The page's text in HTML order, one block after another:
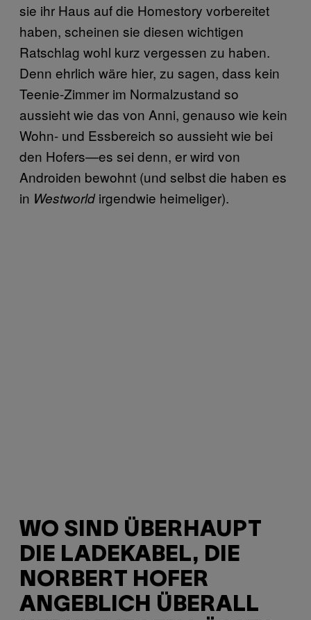
sie ihr Haus auf die Homestory vorbereitet
haben, scheinen sie diesen wichtigen
Ratschlag wohl kurz vergessen zu haben.
Denn ehrlich wäre hier, zu sagen, dass kein
Teenie-Zimmer im Normalzustand so
aussieht wie das von Anni, genauso wie kein
Wohn- und Essbereich so aussieht wie bei
den Hofers—es sei denn, er wird von
Androiden bewohnt (und selbst die haben es
in Westworldirgendwie heimeliger).
WO SIND ÜBERHAUPT
DIE LADEKABEL, DIE
NORBERT HOFER
ANGEBLICH ÜBERALL